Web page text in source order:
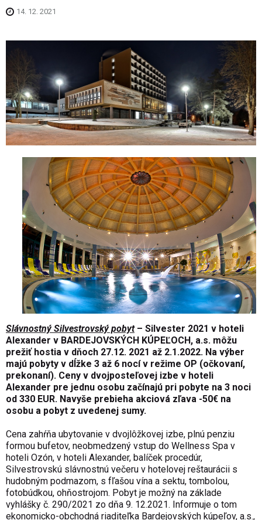
14. 12. 2021
Slávnostný Silvestrovský pobyt– Silvester 2021 v hoteli
Alexander v BARDEJOVSKÝCH KÚPEĽOCH, a.s. môžu
prežiť hostia v dňoch 27.12. 2021 až 2.1.2022. Na výber
majú pobyty v dĺžke 3 až 6 nocí v režime OP (očkovaní,
prekonaní). Ceny v dvojposteľovej izbe v hoteli
Alexander pre jednu osobu začínajú pri pobyte na 3 noci
od 330 EUR. Navyše prebieha akciová zľava -50€ na
osobu a pobyt z uvedenej sumy.
Cena zahŕňa ubytovanie v dvojlôžkovej izbe, plnú penziu
formou bufetov, neobmedzený vstup do Wellness Spa v
hoteli Ozón, v hoteli Alexander, balíček procedúr,
Silvestrovskú slávnostnú večeru v hotelovej reštaurácii s
hudobným podmazom, s fľašou vína a sektu, tombolou,
fotobúdkou, ohňostrojom. Pobyt je možný na základe
vyhlášky č. 290/2021 zo dňa 9. 12.2021. Informuje o tom
ekonomicko-obchodná riaditeľka Bardejovských kúpeľov, a.s.,